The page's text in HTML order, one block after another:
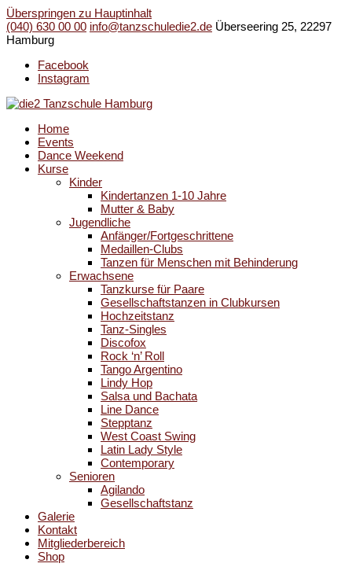
Überspringen zu Hauptinhalt
(040) 630 00 00 info@tanzschuledie2.de Überseering 25, 22297
Hamburg
Facebook
Instagram
Home
Events
Dance Weekend
Kurse
Kinder
Kindertanzen 1-10 Jahre
Mutter & Baby
Jugendliche
Anfänger/Fortgeschrittene
Medaillen-Clubs
Tanzen für Menschen mit Behinderung
Erwachsene
Tanzkurse für Paare
Gesellschaftstanzen in Clubkursen
Hochzeitstanz
Tanz-Singles
Discofox
Rock ‘n’ Roll
Tango Argentino
Lindy Hop
Salsa und Bachata
Line Dance
Stepptanz
West Coast Swing
Latin Lady Style
Contemporary
Senioren
Agilando
Gesellschaftstanz
Galerie
Kontakt
Mitgliederbereich
Shop